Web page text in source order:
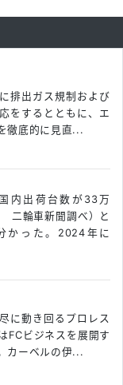
排出ガス規制および
をするとともに、エ
徹底的に見直...
内出荷台数が33万
二輪車新聞調べ）と
かった。2024年に
に動き回るプロレス
FCビジネスを展開す
カーベルの伊...